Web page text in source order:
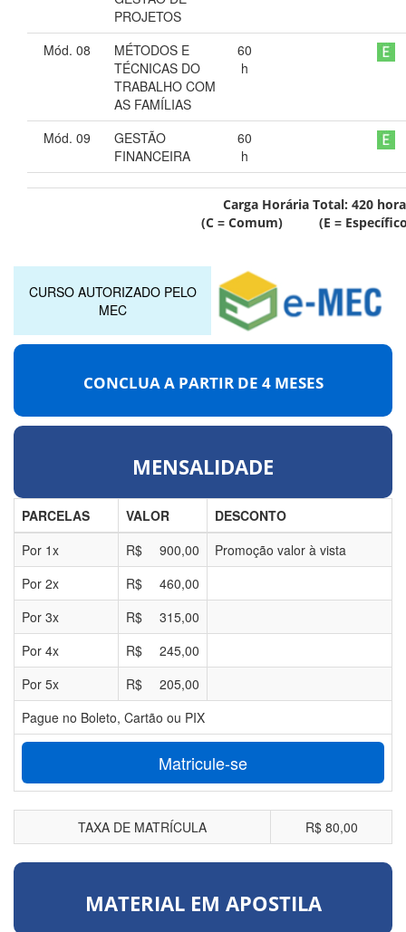
PROJETOS
Mód. 08
MÉTODOS E
TÉCNICAS DO
TRABALHO COM
AS FAMÍLIAS
60
h
Mód. 09
GESTÃO
FINANCEIRA
60
h
Carga Horária Total: 420
(C = Comum) (E =
CURSO AUTORIZADO PELO
MEC
CONCLUA A PARTIR DE 4 MESES
MENSALIDADE
PARCELAS VALOR
DESCONTO
Por 1x R$ 900,00
Promoção valor à vista
Por 2x R$
460,00
Por 3x R$
315,00
Por 4x R$
245,00
Por 5x R$
205,00
Pague no Boleto, Cartão ou PIX
Matricule-se
TAXA DE MATRÍCULA R$ 80,00
MATERIAL EM APOSTILA